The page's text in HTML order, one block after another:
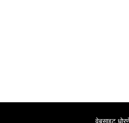
वेबसाइट